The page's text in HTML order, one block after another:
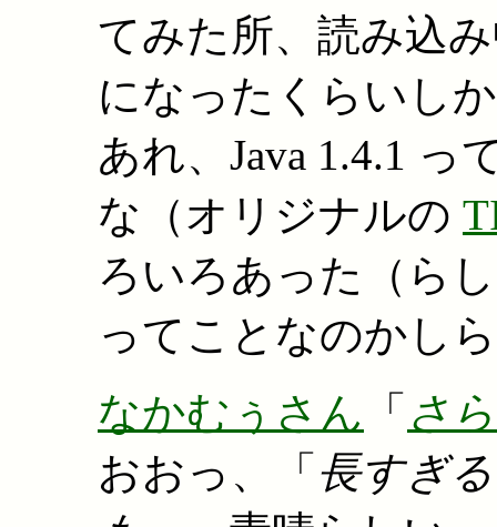
てみた所、読み込
になったくらいし
あれ、Java 1.4.1 っ
な（オリジナルの
ろいろあった（ら
ってことなのかし
なかむぅさん 「 さ
おおっ、「 長すぎ